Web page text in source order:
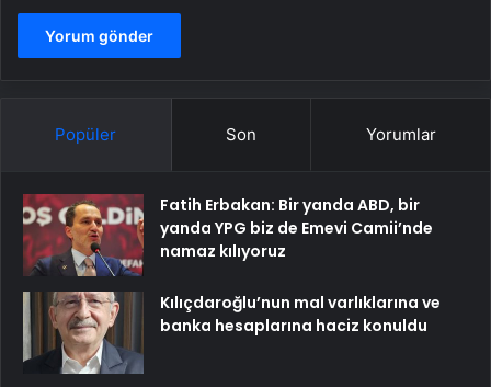
Popüler Son Yorumlar
Fatih Erbakan: Bir yanda ABD, bir
yanda YPG biz de Emevi Camii’nde
namaz kılıyoruz
Kılıçdaroğlu’nun mal varlıklarına ve
banka hesaplarına haciz konuldu